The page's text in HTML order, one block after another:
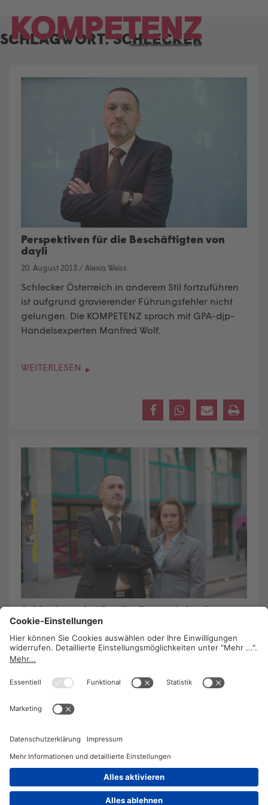
content
SCHLAGWORT:SCHLECKER
Perspektiven für die Beschäftigten von
dayli
20. August 2013 /Alexia Weiss
Schlecker Österreich in anderem Stil fortzuführen
ist aufgrund gravierender Führungsfehler nicht
gelungen. Die KOMPETENZ sprach mit GPA-djp-
Handelsexperten Manfred Wolf.
WEITERLESEN
Schlecker wird Dayli – Perspektive für
Beschäftigte
27. August 2012/Barbara Lavaud
Schlecker Österreich wurde gegen alle
unter dem Namen „Dayli“ und mit einem neuen
WEITERLESEN